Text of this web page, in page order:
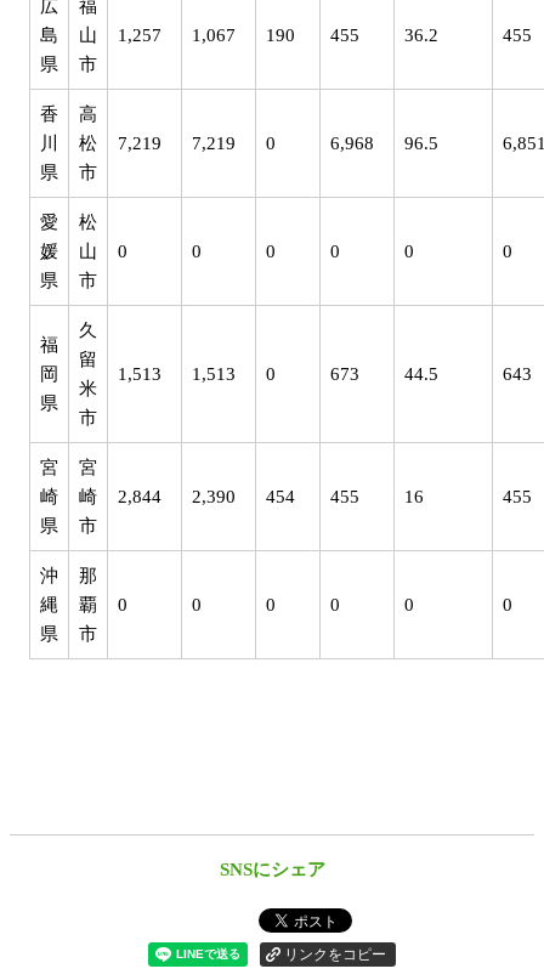
広
島
県
福
山
市
1,257 1,067 190 455 36.2 455
香
川
県
高
松
市
7,219 7,219 0 6,968 96.5
愛
媛
県
松
山
市
0 0 0 0 0 0
福
岡
県
久
留
米
市
1,513 1,513 0 673 44.5 643
宮
崎
県
宮
崎
市
2,844 2,390 454 455 16 455
沖
縄
県
那
覇
市
0 0 0 0 0 0
SNSにシェア